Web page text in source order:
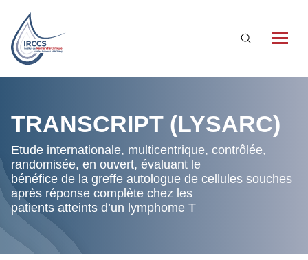
L'association
Nos partenaires
La recherche clinique à l’IRCCS
TRANSCRIPT (LYSARC)
Etude internationale, multicentrique, contrôlée,
randomisée, en ouvert, évaluant le
bénéfice de la greffe autologue de cellules souches
après réponse complète chez les
patients atteints d’un lymphome T